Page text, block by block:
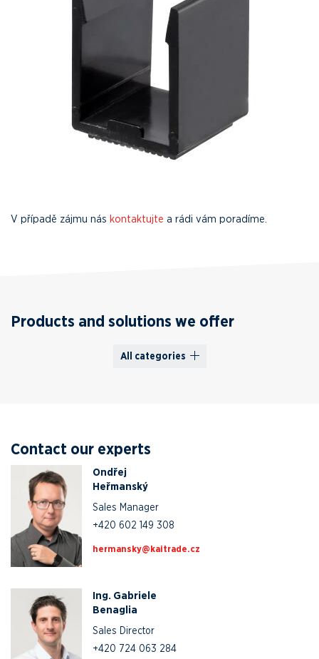
V případě zájmu nás kontaktujte a rádi vám poradíme.
Products and solutions we offer
All categories
Contact our experts
Ondřej
Heřmanský
Sales Manager
+420 602 149 308
zc.edartiak@yksnamreh
Ing. Gabriele
Benaglia
Sales Director
+420 724 063 284